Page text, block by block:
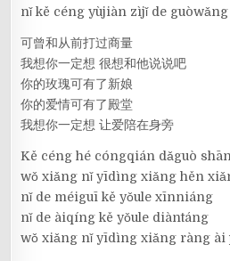
nǐ kě céng yùjiàn zìjǐ de guòwǎng
可曾和从前打过商量
我想你一定想 很想和他说说吧
你的玫瑰可有了新娘
你的爱情可有了殿堂
我想你一定想 让爱陪在身旁
Kě céng hé cóngqián dǎguò
wǒ xiǎng nǐ yīdìng xiǎng hěn
nǐ de méiguī kě yǒule xīnniáng
nǐ de àiqíng kě yǒule diàntáng
wǒ xiǎng nǐ yīdìng xiǎng ràng ài